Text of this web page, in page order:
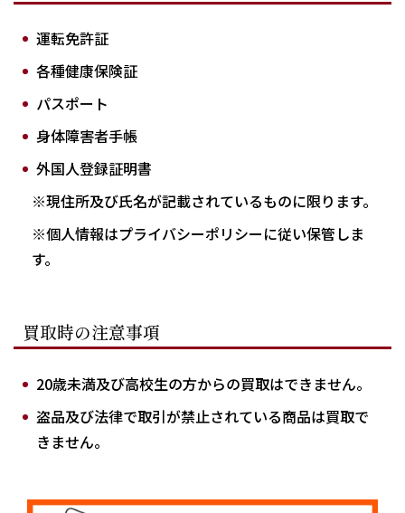
運転免許証
各種健康保険証
パスポート
身体障害者手帳
外国人登録証明書
※現住所及び氏名が記載されているものに限ります。
※個人情報はプライバシーポリシーに従い保管しま
す。
買取時の注意事項
20歳未満及び高校生の方からの買取はできません。
盗品及び法律で取引が禁止されている商品は買取で
きません。